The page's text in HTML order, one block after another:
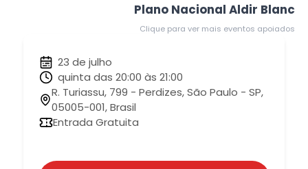
Plano Nacional Aldir Blanc
Clique para ver mais eventos apoiados
23 de julho
quinta das 20:00 às 21:00
R. Turiassu, 799 - Perdizes, São Paulo - SP,
05005-001, Brasil
Entrada Gratuita